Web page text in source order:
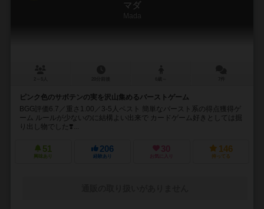
マダ
Mada
ピンク色のサボテンの実を沢山集めるバーストゲーム
BGG評価6.7／重さ1.00／3-5人ベスト 簡単なバースト系の得点獲得ゲ
ーム ルールが少ないのに結構よい出来で カードゲーム好きとしては掘
り出し物でした❣️...
51
興味あり
206
経験あり
30
お気に入り
146
持ってる